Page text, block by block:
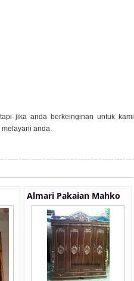
jika anda berkeinginan untuk kami
anda.
Almari Pakaian Mahko